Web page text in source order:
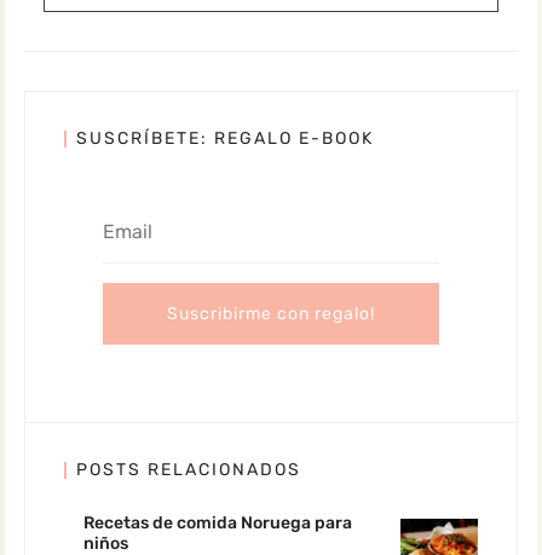
SUSCRÍBETE: REGALO E-BOOK
POSTS RELACIONADOS
Recetas de comida Noruega para
niños